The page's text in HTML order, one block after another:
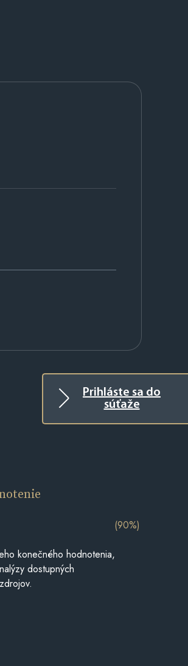
Prihláste sa do
súťaže
(90%)
konečného hodnotenia,
dostupných